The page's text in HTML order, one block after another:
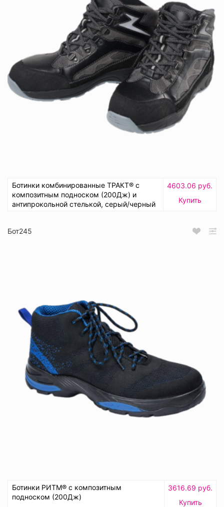
Ботинки комбинированные ТРАКТ® с
композитным подноском (200Дж) и
антипрокольной стелькой, серый/черный
4603.06 руб.
Купить
Бот245
Ботинки РИТМ® с композитным
подноском (200Дж)
3616.69 руб.
Купить